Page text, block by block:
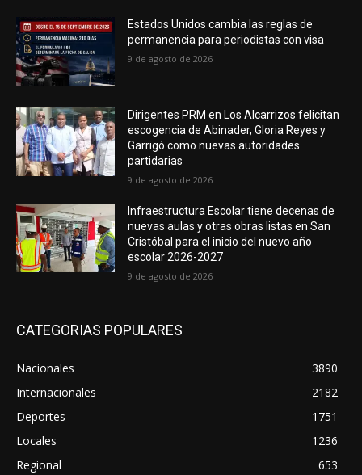
Estados Unidos cambia las reglas de
permanencia para periodistas con visa
9 de agosto de 2026
Dirigentes PRM en Los Alcarrizos felicitan
escogencia de Abinader, Gloria Reyes y
Garrigó como nuevas autoridades
partidarias
9 de agosto de 2026
Infraestructura Escolar tiene decenas de
nuevas aulas y otras obras listas en San
Cristóbal para el inicio del nuevo año
escolar 2026-2027
9 de agosto de 2026
CATEGORIAS POPULARES
Nacionales
3890
Internacionales
2182
Deportes
1751
Locales
1236
Regional
653